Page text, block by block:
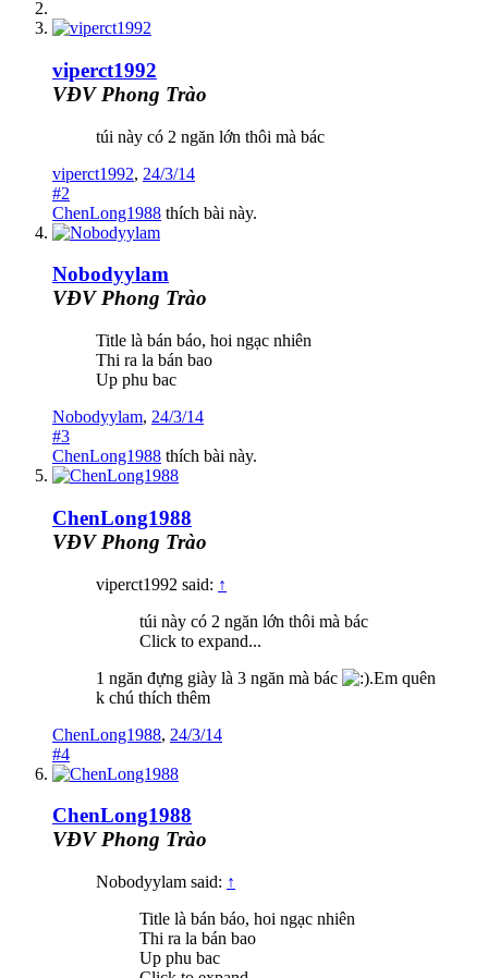
viperct1992
VĐV Phong Trào
túi này có 2 ngăn lớn thôi mà bác
viperct1992, 24/3/14
#2
ChenLong1988 thích bài này.
Nobodyylam
VĐV Phong Trào
Title là bán báo, hoi ngạc nhiên
Thi ra la bán bao
Up phu bac
Nobodyylam, 24/3/14
#3
ChenLong1988 thích bài này.
ChenLong1988
VĐV Phong Trào
viperct1992 said: ↑
túi này có 2 ngăn lớn thôi mà bác
Click to expand...
1 ngăn đựng giày là 3 ngăn mà bác
.Em quên
k chú thích thêm
ChenLong1988, 24/3/14
#4
ChenLong1988
VĐV Phong Trào
Nobodyylam said: ↑
Title là bán báo, hoi ngạc nhiên
Thi ra la bán bao
Up phu bac